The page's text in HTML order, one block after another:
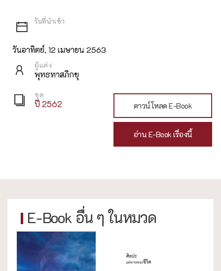
วันอาทิตย์, 12 เมษายน 2563
ผู้แต่ง
พุทธทาสภิกขุ
ชุด
ปี 2562 ดาวน์โหลด E-Book
อ่าน E-Book เรื่องนี้
E-Book อื่น ๆ ในหมวด